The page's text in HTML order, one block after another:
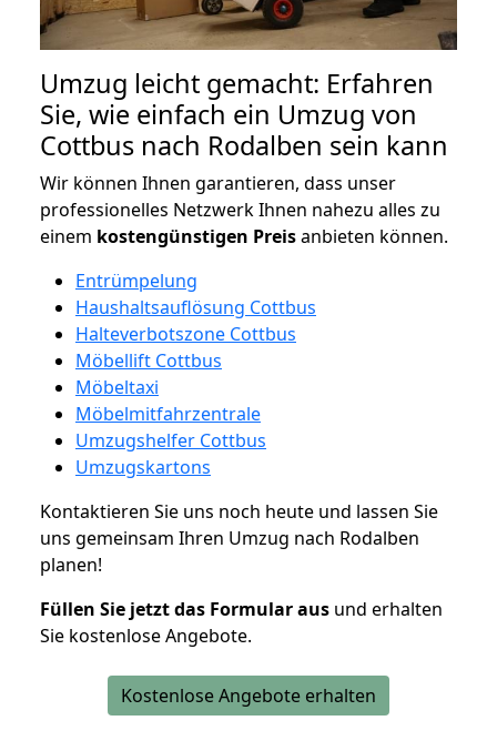
Umzug leicht gemacht: Erfahren
Sie, wie einfach ein Umzug von
Cottbus nach Rodalben sein kann
Wir können Ihnen garantieren, dass unser
professionelles Netzwerk Ihnen nahezu alles zu
einem kostengünstigen Preisanbieten können.
Entrümpelung
Haushaltsauflösung Cottbus
Halteverbotszone Cottbus
Möbellift Cottbus
Möbeltaxi
Möbelmitfahrzentrale
Umzugshelfer Cottbus
Umzugskartons
Kontaktieren Sie uns noch heute und lassen Sie
uns gemeinsam Ihren Umzug nach Rodalben
planen!
Füllen Sie jetzt das Formular aus und erhalten
Sie kostenlose Angebote.
Kostenlose Angebote erhalten